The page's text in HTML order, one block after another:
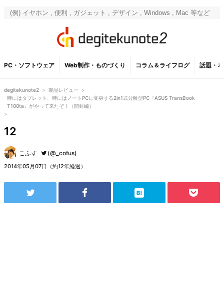
PC・ソフトウェア Web制作・ものづくり コラム＆ライフログ 話題・
degitekunote2 > 製品レビュー
>
時にはタブレット、時にはノートPCに変身する2in1式分離型PC『ASUS TransBook
T100ta』がやって来たぞ！（開封編）
>
12
こふす (@_cofus)
2014年05月07日（約12年経過）